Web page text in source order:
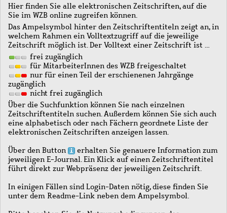
Hier finden Sie alle elektronischen Zeitschriften, auf die
Sie im WZB online zugreifen können.
Das Ampelsymbol hinter den Zeitschriftentiteln zeigt an, in
welchem Rahmen ein Volltextzugriff auf die jeweilige
Zeitschrift möglich ist. Der Volltext einer Zeitschrift ist …
frei zugänglich
für MitarbeiterInnen des WZB freigeschaltet
nur für einen Teil der erschienenen Jahrgänge
zugänglich
nicht frei zugänglich
Über die Suchfunktion können Sie nach einzelnen
Zeitschriftentiteln suchen. Außerdem können Sie sich auch
eine alphabetisch oder nach Fächern geordnete Liste der
elektronischen Zeitschriften anzeigen lassen.
Über den Button
erhalten Sie genauere Information zum
jeweiligen E-Journal. Ein Klick auf einen Zeitschriftentitel
führt direkt zur Webpräsenz der jeweiligen Zeitschrift.
In einigen Fällen sind Login-Daten nötig, diese finden Sie
unter dem Readme-Link neben dem Ampelsymbol.